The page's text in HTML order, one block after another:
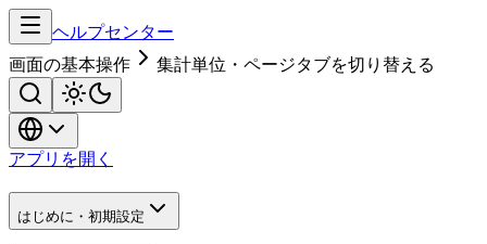
ヘルプセンター
画面の基本操作
集計単位・ページタブを切り替える
アプリを開く
はじめに・初期設定